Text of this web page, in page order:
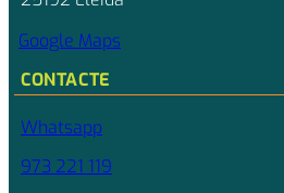
Google Maps
CONTACTE
Whatsapp
973 221 119